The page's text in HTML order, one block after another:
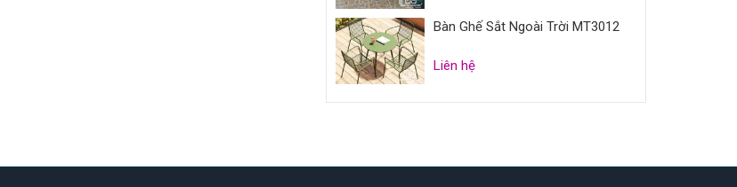
Bàn Ghế Sắt Ngoài Trời MT3012
Liên hệ